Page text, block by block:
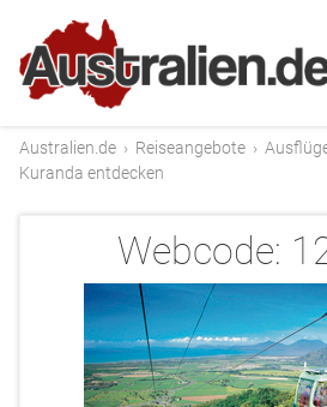
Australien.de › Reiseangebote ›
Kuranda entdecken
Webcode: